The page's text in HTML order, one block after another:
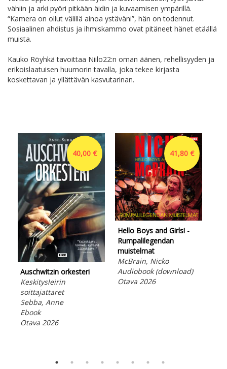
vähiin ja arki pyöri pitkään äidin ja kuvaamisen ympärillä.
“Kamera on ollut välillä ainoa ystäväni”, hän on todennut.
Sosiaalinen ahdistus ja ihmiskammo ovat pitäneet hänet etäällä
muista.
Kauko Röyhkä tavoittaa Niilo22:n oman äänen, rehellisyyden ja
erikoislaatuisen huumorin tavalla, joka tekee kirjasta
koskettavan ja yllättävän kasvutarinan.
40,00 €
Auschwitzin orkesteri
Keskitysleirin
soittajattaret
Sebba, Anne
Ebook
Otava 2026
41,80 €
Hello Boys and Girls! -
Rumpalilegendan
muistelmat
McBrain, Nicko
Audiobook (download)
Otava 2026